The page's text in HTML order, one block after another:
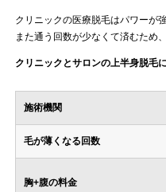
クリニックの医療脱毛はパワーが
また通う回数が少なくて済むため
クリニックとサロンの上半身脱毛
施術機関
毛が薄くなる回数
胸+腹の料金